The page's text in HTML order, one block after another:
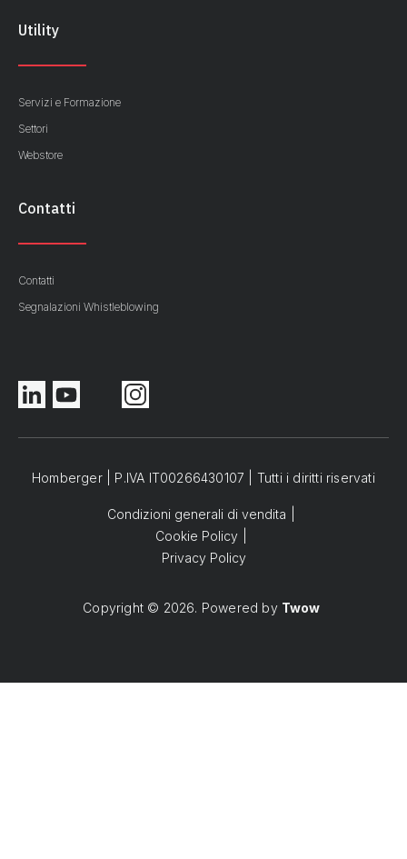
Utility
Servizi e Formazione
Settori
Webstore
Contatti
Contatti
Segnalazioni Whistleblowing
Homberger | P.IVA IT00266430107 | Tutti i diritti riservati
Condizioni generali di vendita
Cookie Policy
Privacy Policy
Copyright © 2026. Powered by Twow